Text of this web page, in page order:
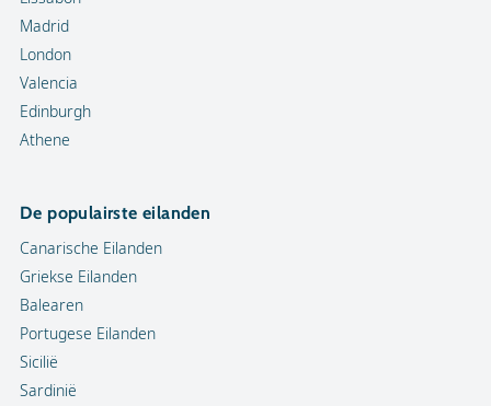
Madrid
London
Valencia
Edinburgh
Athene
De populairste eilanden
Canarische Eilanden
Griekse Eilanden
Balearen
Portugese Eilanden
Sicilië
Sardinië